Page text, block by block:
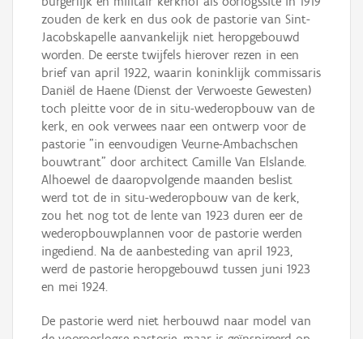
zouden de kerk en dus ook de pastorie van Sint-
Jacobskapelle aanvankelijk niet heropgebouwd
worden. De eerste twijfels hierover rezen in een
brief van april 1922, waarin koninklijk commissaris
Daniël de Haene (Dienst der Verwoeste Gewesten)
toch pleitte voor de in situ-wederopbouw van de
kerk, en ook verwees naar een ontwerp voor de
pastorie "in eenvoudigen Veurne-Ambachschen
bouwtrant" door architect Camille Van Elslande.
Alhoewel de daaropvolgende maanden beslist
werd tot de in situ-wederopbouw van de kerk,
zou het nog tot de lente van 1923 duren eer de
wederopbouwplannen voor de pastorie werden
ingediend. Na de aanbesteding van april 1923,
werd de pastorie heropgebouwd tussen juni 1923
en mei 1924.
De pastorie werd niet herbouwd naar model van